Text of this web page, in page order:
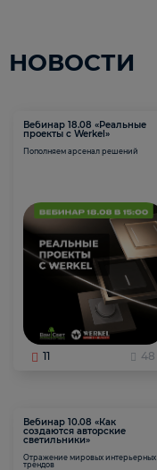
НОВОСТИ
Вебинар 18.08 «Реальные
проекты с Werkel»
Пополняем арсенал решений
11 48
Вебинар 10.08 «Как
создаются авторские
светильники»
Отражение мировых интерьерных
трендов